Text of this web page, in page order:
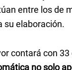
entre los de
su elaboración.
contará con 33
no solo